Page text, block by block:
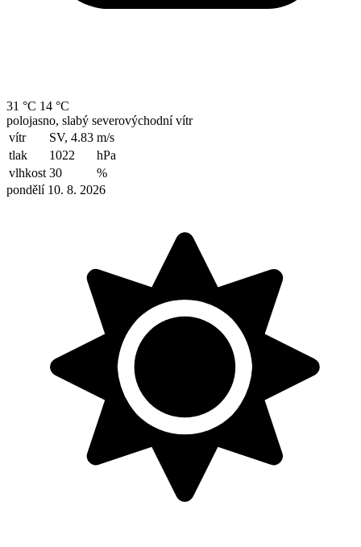
31 °C 14 °C
polojasno, slabý severovýchodní vítr
vítr
SV, 4.83 m/s
tlak
1022
hPa
vlhkost 30
%
pondělí 10. 8. 2026